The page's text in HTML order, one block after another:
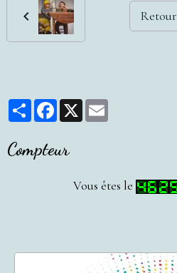
Retour
PartagerFacebook
X
Compteur
Vous êtes le